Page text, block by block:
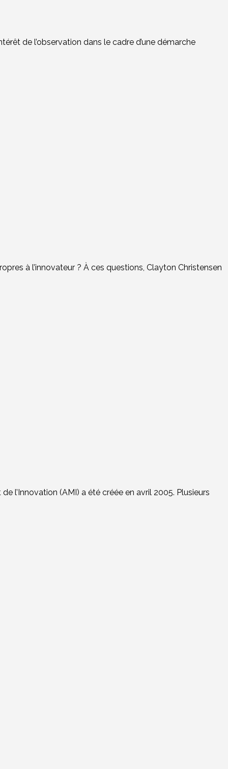
de l’observation dans le cadre d’une démarche
à l’innovateur ? À ces questions, Clayton Christensen
l’Innovation (AMI) a été créée en avril 2005. Plusieurs